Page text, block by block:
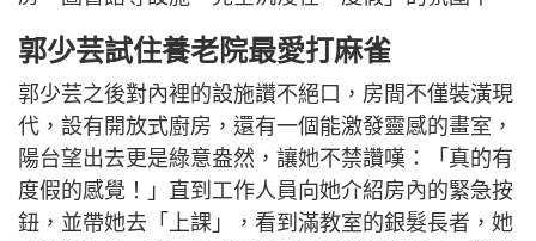
郭少芸試住養老院最愛打麻雀
郭少芸之後對內裡的設施讚不絕口，房間不僅裝潢現
代，設有開放式廚房，還有一個能激發靈感的畫室，
陽台望出去更是綠意盎然，讓她不禁讚嘆：「真的有
度假的感覺！」直到工作人員向她介紹房內的緊急按
鈕，並帶她去「上課」，看到滿教室的銀髮長者，她